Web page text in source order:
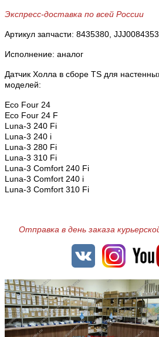
Экспресс-доставка по всей России
Артикул запчасти: 8435380 ,
Исполнение: аналог
Датчик Холла в сборе TS для
моделей:
Eco Four 24
Eco Four 24 F
Luna-3 240 Fi
Luna-3 240 i
Luna-3 280 Fi
Luna-3 310 Fi
Luna-3 Comfort 240 Fi
Luna-3 Comfort 240 i
Luna-3 Comfort 310 Fi
Отправка в день заказа